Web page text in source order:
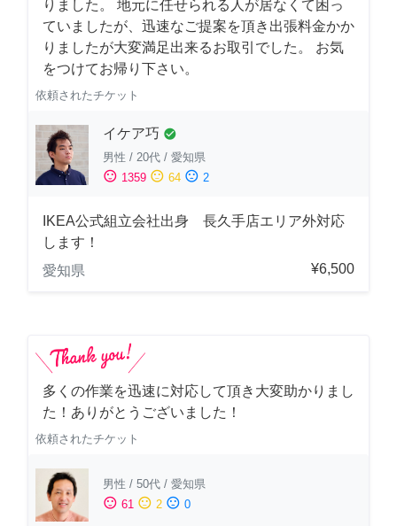
りました。 地元に任せられる人が居なくて困っ
ていましたが、迅速なご提案を頂き出張料金かか
りましたが大変満足出来るお取引でした。 お気
をつけてお帰り下さい。
依頼されたチケット
イケア巧 check_circle
男性 / 20代 / 愛知県
sentiment_satisfied 1359 sentiment_neutral 64 sentiment_dissatisfied 2
IKEA公式組立会社出身 長久手店エリア外対応
します！
愛知県
¥6,500
多くの作業を迅速に対応して頂き大変助かりまし
た！ありがとうございました！
依頼されたチケット
男性 / 50代 / 愛知県
sentiment_satisfied 61 sentiment_neutral 2 sentiment_dissatisfied 0